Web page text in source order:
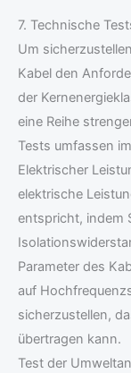
7. Technische
Um
Kabel den
der
eine Reihe
Tests umfassen
Elektrischer
elektrische
entspricht, indem
Parameter des
auf
sicherzustellen,
übertragen kann.
Test der